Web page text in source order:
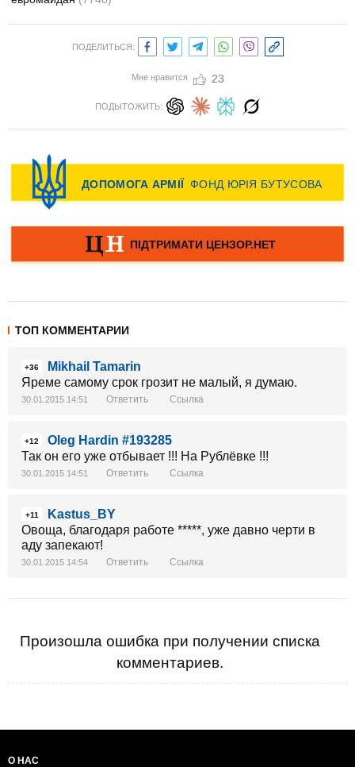
ПОДЕЛИТЬСЯ:
Мне нравится 23
ПОДЫТОЖИТЬ:
ТОП КОММЕНТАРИИ
+36
Mikhail Tamarin
Яреме самому срок грозит не малый, я думаю.
30.01.2015 14:51 Ответить Ссылка
+12
Oleg Hardin #193285
Так он его уже отбывает !!! На Рублёвке !!!
30.01.2015 14:51 Ответить Ссылка
+11
Kastus_BY
Овоща, благодаря работе *****, уже давно черти в
аду запекают!
30.01.2015 14:54 Ответить Ссылка
Произошла ошибка при получении списка
комментариев.
О НАС